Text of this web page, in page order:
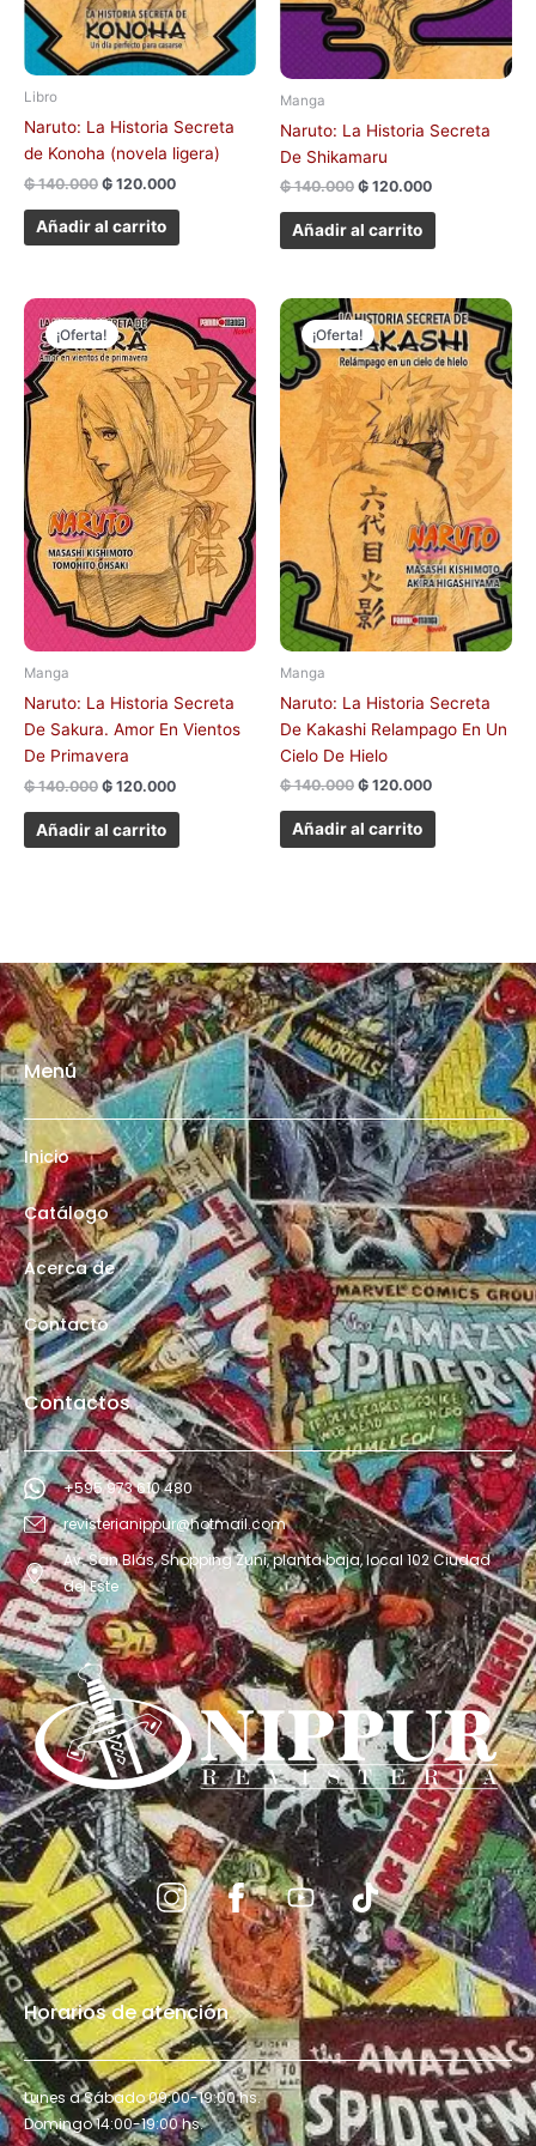
Libro
Naruto: La Historia Secreta
de Konoha (novela ligera)
₲140.000 ₲ 120.000
Añadir al carrito
Manga
Naruto: La Historia Secreta
De Shikamaru
₲140.000 ₲ 120.000
Añadir al carrito
¡Oferta!
Manga
Naruto: La Historia Secreta
De Sakura. Amor En Vientos
De Primavera
₲140.000
precio
original
era:
₲ 140.000.
₲ 120.000
precio
actual
es:
₲ 120.000.
Añadir al carrito
¡Oferta!
Manga
Naruto: La Historia Secreta
De Kakashi Relampago En Un
Cielo De Hielo
₲140.000
El
precio
original
era:
₲ 140.000.
₲ 120.000
El
precio
actual
es:
₲ 120.000.
Añadir al carrito
Menú
Inicio
Catálogo
Acerca de
Contacto
Contactos
+595 973 610 480
revisterianippur@hotmail.com
Av. San Blás, Shopping Zuni, planta baja, local 102 Ciudad
del Este
Horarios de atención
Lunes a Sábado 09:00-19:00 hs.
Domingo 14:00-19:00 hs.